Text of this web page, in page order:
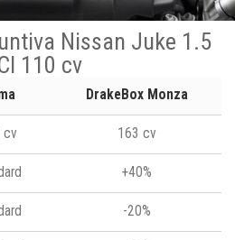
Nissan Juke 1.5
110 cv
DrakeBox Monza
cv 163 cv
+40%
-20%